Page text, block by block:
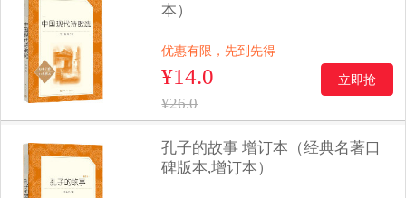
本）
优惠有限，先到先得
¥14.0
¥26.0
立即抢
孔子的故事 增订本（经典名著口
碑版本,增订本）